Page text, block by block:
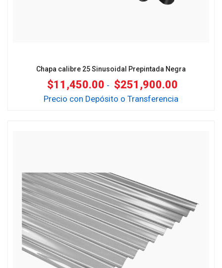
Chapa calibre 25 Sinusoidal Prepintada Negra
$11,450.00 - $251,900.00
Precio con Depósito o Transferencia